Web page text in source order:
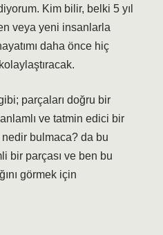
Kim bilir, belki 5 yıl
veya yeni insanlarla
daha önce hiç
parçaları doğru bir
ve tatmin edici bir
nedir bulmaca? da bu
bir parçası ve ben bu
görmek için